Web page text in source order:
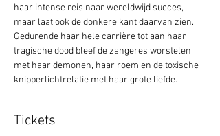
haar intense reis naar wereldwijd succes,
maar laat ook de donkere kant daarvan zien.
Gedurende haar hele carrière tot aan haar
tragische dood bleef de zangeres worstelen
met haar demonen, haar roem en de toxische
knipperlichtrelatie met haar grote liefde.
Tickets